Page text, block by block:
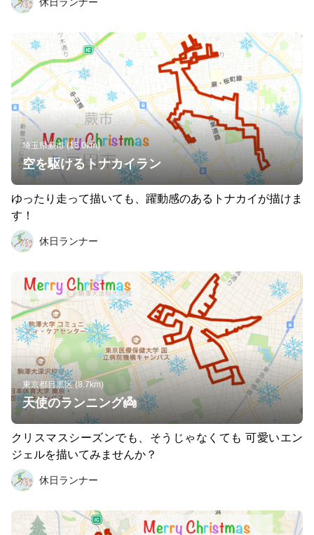
スです。 コースの紹介しているブログも訪問下さいね。
埼玉県蕨市 (15.0km)
空を駆けるトナカイラン
ゆったり走って描いても、躍動感のあるトナカイが描けま
す！
休日ランナー
東京都目黒区 (8.7km)
天使のランニング👼
クリスマスシーズンでも、そうじゃなくても 可愛いエン
ジェルを描いてみませんか？
休日ランナー